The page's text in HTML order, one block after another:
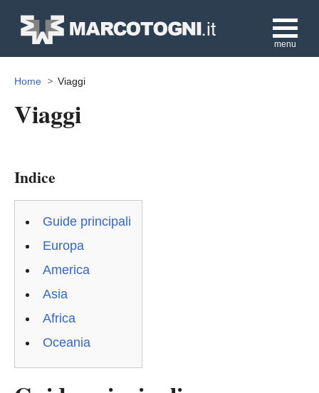
menu
Home Viaggi
Viaggi
Indice
Guide principali
Europa
America
Asia
Africa
Oceania